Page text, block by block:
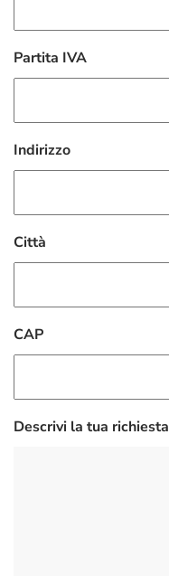
Partita IVA
Indirizzo
Città
CAP
Descrivi la tua richiesta